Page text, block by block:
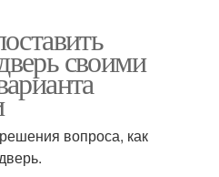
своими
вопроса, как